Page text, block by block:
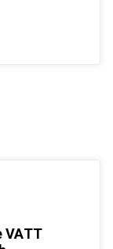
VATT